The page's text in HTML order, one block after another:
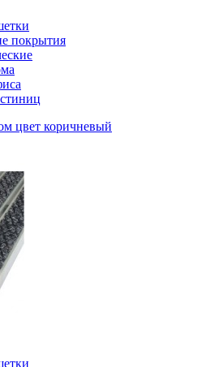
покрытия
цвет коричневый